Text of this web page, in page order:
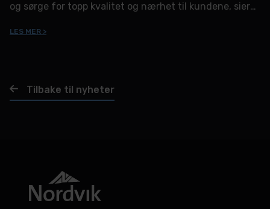
og sørge for topp kvalitet og nærhet til kundene, sier
LES MER >
Tilbake til nyheter